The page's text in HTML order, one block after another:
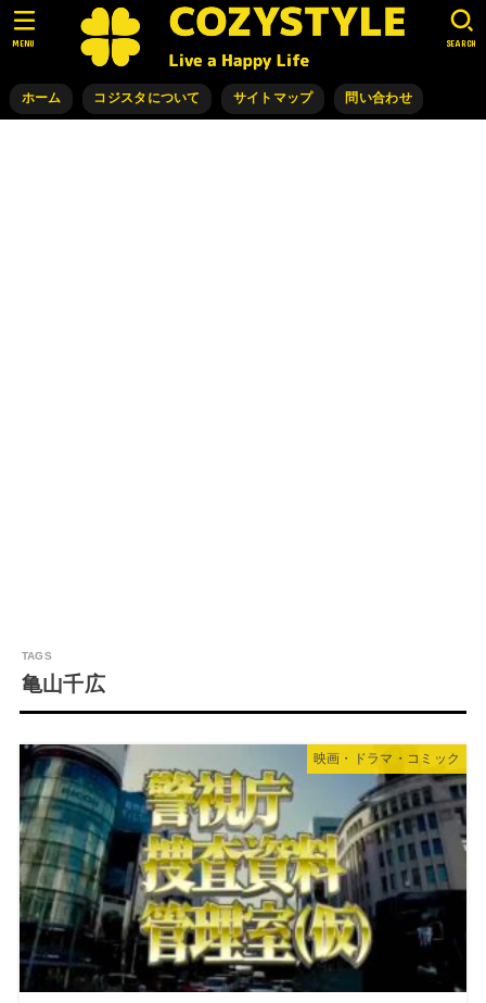
ホーム コジスタについて サイトマップ 問い合わせ
SEARCH
MENU
亀山千広
映画・ドラマ・コミック